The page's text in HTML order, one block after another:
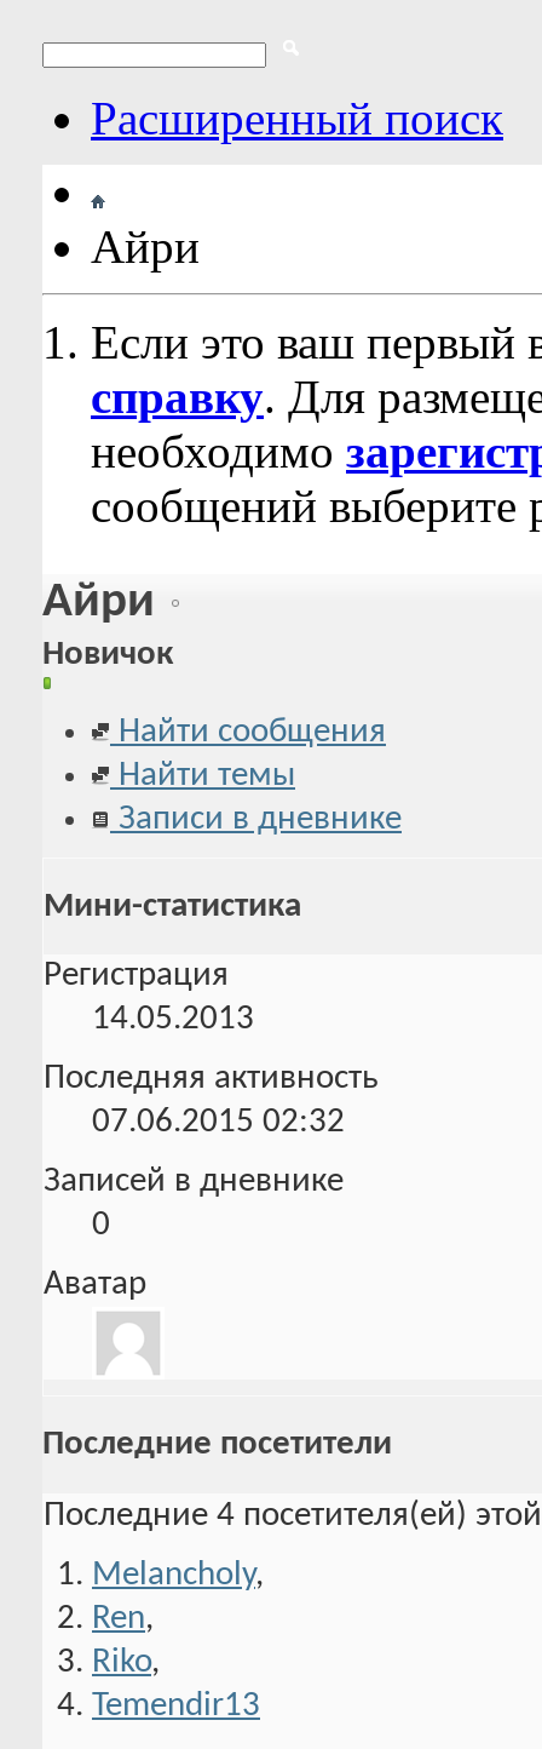
Расширенный поиск
Айри
Если это ваш первый
справку. Для
необходимо
сообщений выберите
Айри
Новичок
Найти сообщения
Найти темы
Записи в дневнике
Мини-статистика
Регистрация
14.05.2013
Последняя активность
07.06.2015 02:32
Записей в дневнике
0
Аватар
Последние посетители
Последние 4 посетителя(ей)
Melancholy,
Ren,
Riko,
Temendir13